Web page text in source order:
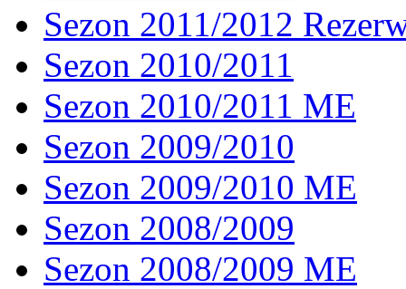
Sezon 2011/2012
Sezon 2010/2011
Sezon 2010/2011 ME
Sezon 2009/2010
Sezon 2009/2010 ME
Sezon 2008/2009
Sezon 2008/2009 ME